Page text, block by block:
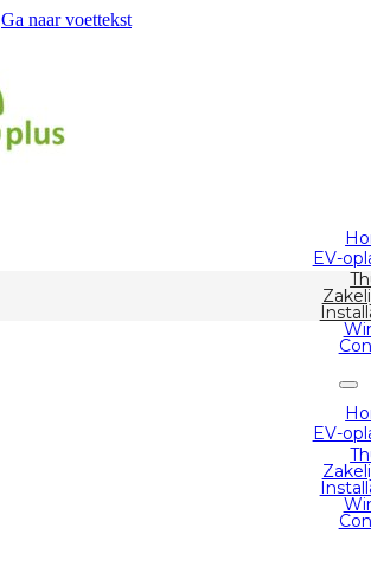
Ga naar voettekst
EV-
EV-